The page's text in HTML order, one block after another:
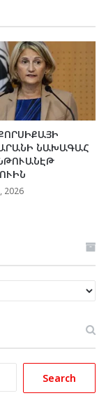
ՆԱԽԱԳԱՀ
2026